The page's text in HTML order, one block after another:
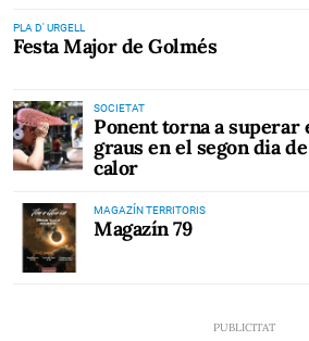
PLA D' URGELL
Festa Major de Golmés
SOCIETAT
Ponent torna a superar
graus en el segon dia
calor
MAGAZÍN TERRITORIS
Magazín 79